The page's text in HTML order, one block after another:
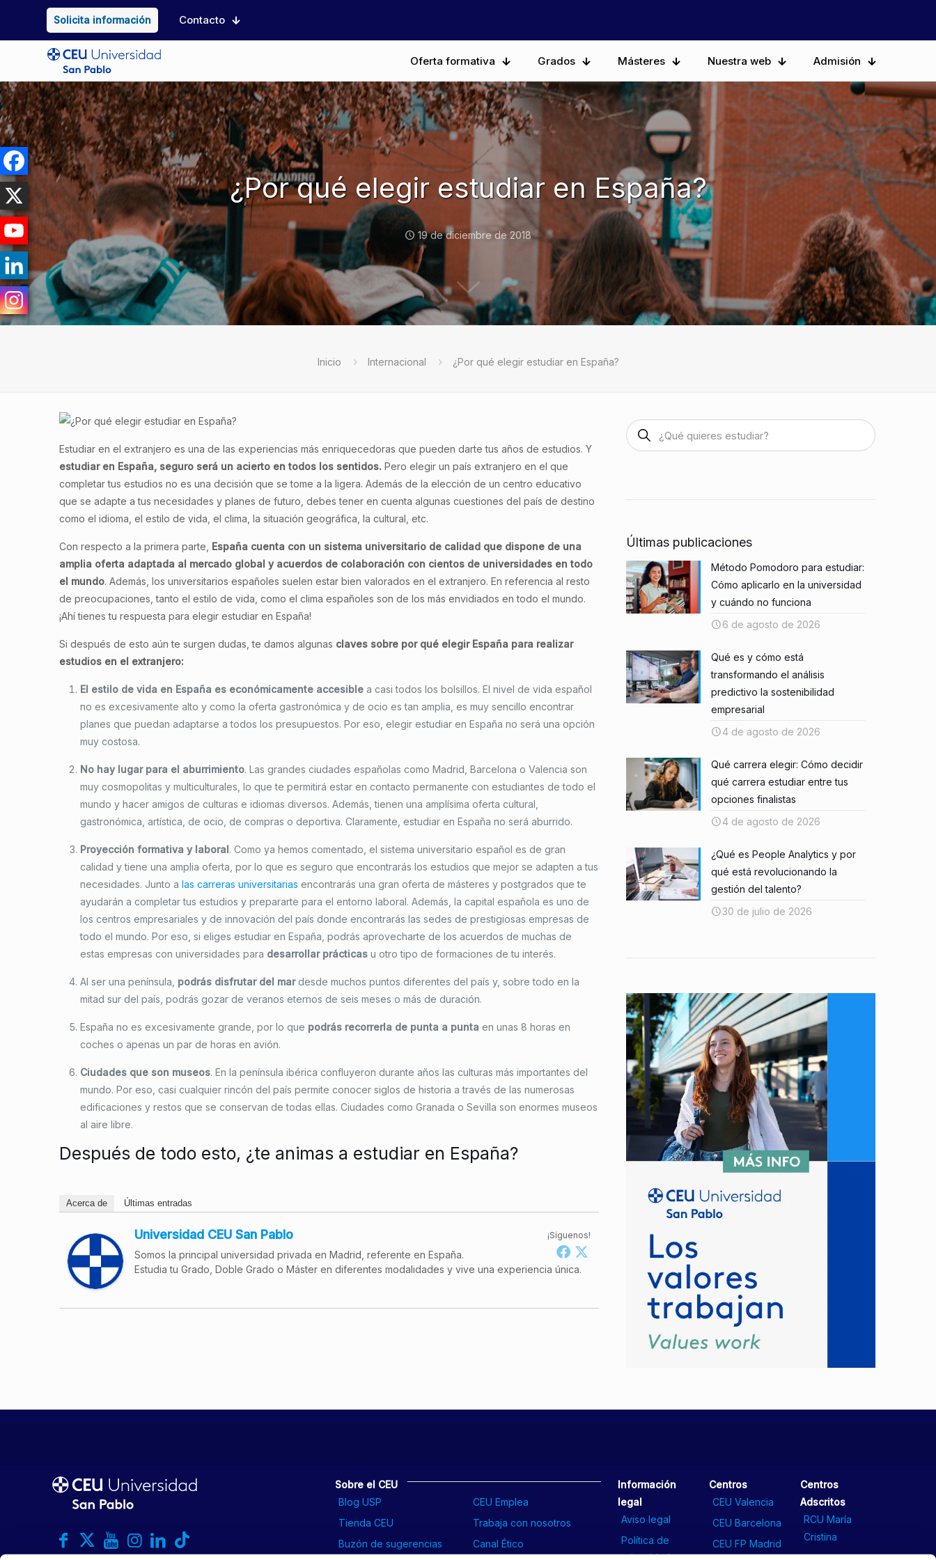
Solicita información Contacto
Oferta formativa Grados Másteres Nuestra web Admisión
¿Por qué elegir estudiar en España?
19 de diciembre de 2018
Inicio Internacional ¿Por qué elegir estudiar en España?
Estudiar en el extranjero es una de las experiencias más enriquecedoras que pueden darte tus años de estudios. Y
estudiar en España, seguro será un acierto en todos los sentidos. Pero elegir un país extranjero en el que
completar tus estudios no es una decisión que se tome a la ligera. Además de la elección de un centro educativo
que se adapte a tus necesidades y planes de futuro, debes tener en cuenta algunas cuestiones del país de destino
como el idioma, el estilo de vida, el clima, la situación geográfica, la cultural, etc.
Con respecto a la primera parte, España cuenta con un sistema universitario de calidad que dispone de una
amplia oferta adaptada al mercado global y acuerdos de colaboración con cientos de universidades en todo
el mundo. Además, los universitarios españoles suelen estar bien valorados en el extranjero. En referencia al resto
de preocupaciones, tanto el estilo de vida, como el clima españoles son de los más envidiados en todo el mundo.
¡Ahí tienes tu respuesta para elegir estudiar en España!
Si después de esto aún te surgen dudas, te damos algunas claves sobre por qué elegir España para realizar
estudios en el extranjero:
El estilo de vida en España es económicamente accesible a casi todos los bolsillos. El nivel de vida español
no es excesivamente alto y como la oferta gastronómica y de ocio es tan amplia, es muy sencillo encontrar
planes que puedan adaptarse a todos los presupuestos. Por eso, elegir estudiar en España no será una opción
muy costosa.
No hay lugar para el aburrimiento. Las grandes ciudades españolas como Madrid, Barcelona o Valencia son
muy cosmopolitas y multiculturales, lo que te permitirá estar en contacto permanente con estudiantes de todo el
mundo y hacer amigos de culturas e idiomas diversos. Además, tienen una amplísima oferta cultural,
gastronómica, artística, de ocio, de compras o deportiva. Claramente, estudiar en España no será aburrido.
Proyección formativa y laboral. Como ya hemos comentado, el sistema universitario español es de gran
calidad y tiene una amplia oferta, por lo que es seguro que encontrarás los estudios que mejor se adapten a tus
necesidades. Junto alas carreras universitarias encontrarás una gran oferta de másteres y postgrados que te
ayudarán a completar tus estudios y prepararte para el entorno laboral. Además, la capital española es uno de
los centros empresariales y de innovación del país donde encontrarás las sedes de prestigiosas empresas de
todo el mundo. Por eso, si eliges estudiar en España, podrás aprovecharte de los acuerdos de muchas de
estas empresas con universidades para desarrollar prácticas u otro tipo de formaciones de tu interés.
Al ser una península, podrás disfrutar del mardesde muchos puntos diferentes del país y, sobre todo en la
mitad sur del país, podrás gozar de veranos eternos de seis meses o más de duración.
España no es excesivamente grande, por lo que podrás recorrerla de punta a punta en unas 8 horas en
coches o apenas un par de horas en avión.
Ciudades que son museos. En la península ibérica confluyeron durante años las culturas más importantes del
mundo. Por eso, casi cualquier rincón del país permite conocer siglos de historia a través de las numerosas
edificaciones y restos que se conservan de todas ellas. Ciudades como Granada o Sevilla son enormes museos
al aire libre.
Después de todo esto, ¿te animas a estudiar en España?
Acerca de Últimas entradas
¡Síguenos!
Universidad CEU San Pablo
Somos la principal universidad privada en Madrid, referente en España.
Estudia tu Grado, Doble Grado o Máster en diferentes modalidades y vive una experiencia única.
Últimas publicaciones
Método Pomodoro para estudiar:
Cómo aplicarlo en la universidad
y cuándo no funciona
6 de agosto de 2026
Qué es y cómo está
transformando el análisis
predictivo la sostenibilidad
empresarial
4 de agosto de 2026
Qué carrera elegir: Cómo decidir
qué carrera estudiar entre tus
opciones finalistas
4 de agosto de 2026
¿Qué es People Analytics y por
qué está revolucionando la
gestión del talento?
30 de julio de 2026
Sobre el CEU
Blog USP
CEU Emplea
Tienda CEU
Trabaja con nosotros
Buzón de sugerencias
Canal Ético
Información
legal
Aviso legal
Política de
privacidad
Centros
CEU Valencia
CEU Barcelona
CEU FP Madrid
Centros
Adscritos
RCU María
Cristina